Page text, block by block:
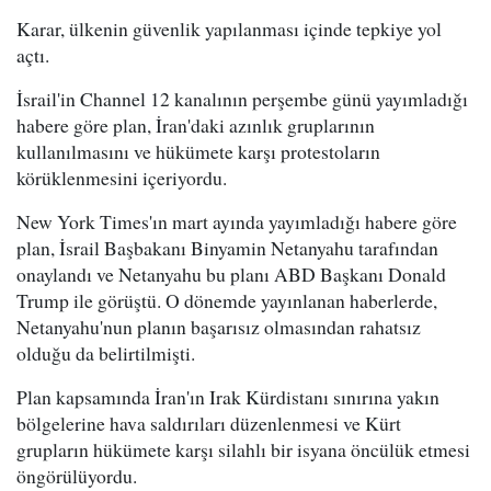
Karar, ülkenin güvenlik yapılanması içinde tepkiye yol
açtı.
İsrail'in Channel 12 kanalının perşembe günü yayımladığı
habere göre plan, İran'daki azınlık gruplarının
kullanılmasını ve hükümete karşı protestoların
körüklenmesini içeriyordu.
New York Times'ın mart ayında yayımladığı habere göre
plan, İsrail Başbakanı Binyamin Netanyahu tarafından
onaylandı ve Netanyahu bu planı ABD Başkanı Donald
Trump ile görüştü. O dönemde yayınlanan haberlerde,
Netanyahu'nun planın başarısız olmasından rahatsız
olduğu da belirtilmişti.
Plan kapsamında İran'ın Irak Kürdistanı sınırına yakın
bölgelerine hava saldırıları düzenlenmesi ve Kürt
grupların hükümete karşı silahlı bir isyana öncülük etmesi
öngörülüyordu.